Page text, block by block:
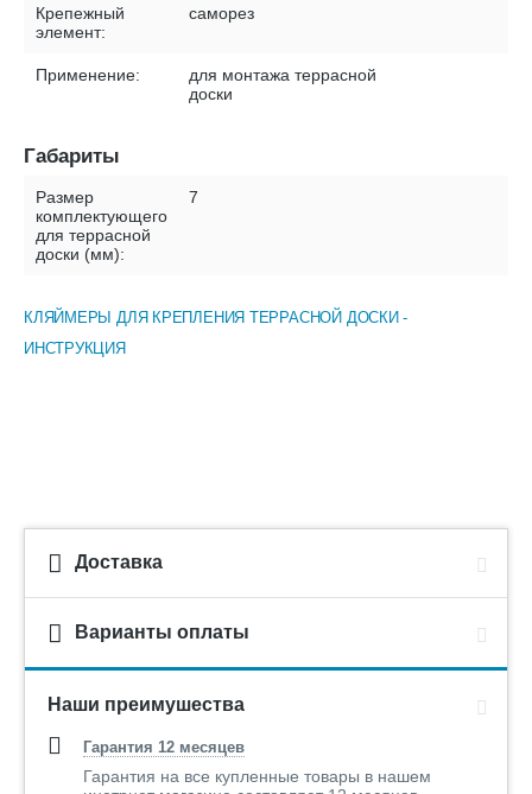
Крепежный
элемент:
саморез
Применение:
для монтажа террасной
доски
Габариты
Размер
комплектующего
для террасной
доски (мм):
7
КЛЯЙМЕРЫ ДЛЯ КРЕПЛЕНИЯ ТЕРРАСНОЙ ДОСКИ -
ИНСТРУКЦИЯ
Доставка
Варианты оплаты
Наши преимушества
Гарантия 12 месяцев
Гарантия на все купленные товары в нашем